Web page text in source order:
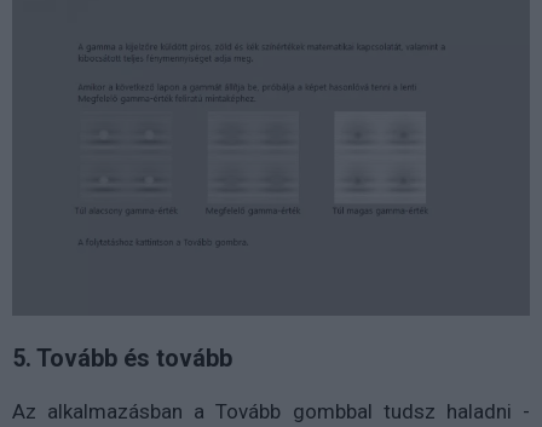
5. Tovább és tovább
Az alkalmazásban a Tovább gombbal tudsz haladni -